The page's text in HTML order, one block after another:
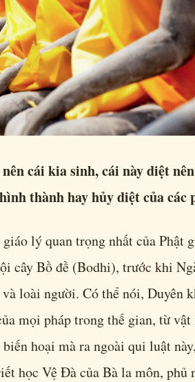
cái kia sinh, cái này diệt
thành hay hủy diệt của các
lý quan trọng nhất của Phật
cây Bồ đề (Bodhi), trước khi
loài người. Có thể nói, Duyên
mọi pháp trong thế gian, từ
hoại mà ra ngoài qui luật
học Vệ Đà của Bà la môn, phủ